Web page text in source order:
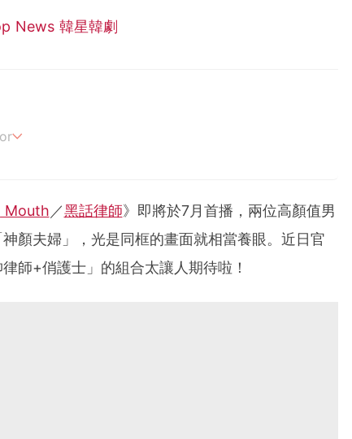
News 韓星韓劇
Mouth／黑話律師》即將於7月首播，兩位高顏值男
顏夫婦」，光是同框的畫面就相當養眼。近日官
師+俏護士」的組合太讓人期待啦！